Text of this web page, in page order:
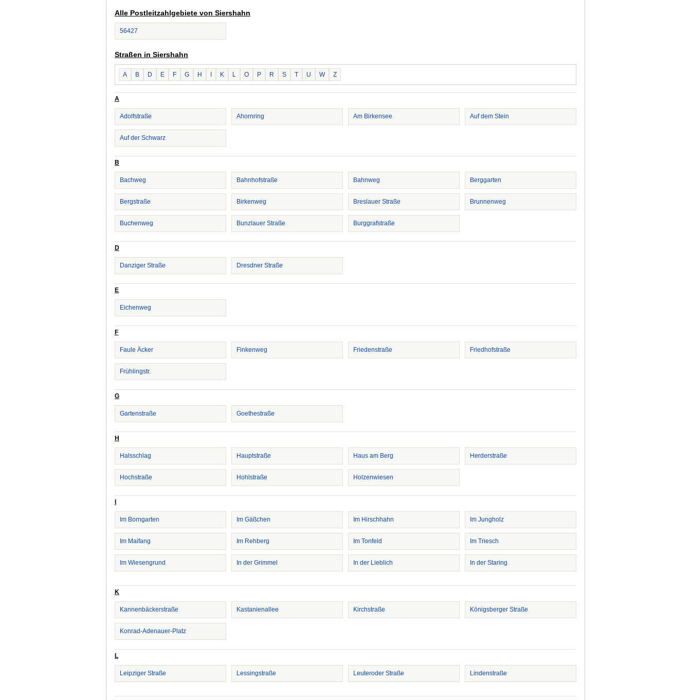
Alle Postleitzahlgebiete von Siershahn
56427
Straßen in Siershahn
A B D E F G H K L O P R S T U W Z
A
Adolfstraße Ahornring Am Birkensee Auf dem Stein
Auf der Schwarz
B
Bachweg Bahnhofstraße Bahnweg Berggarten
Bergstraße Birkenweg Breslauer Straße Brunnenweg
Buchenweg Bunzlauer Straße Burggrafstraße
D
Danziger Straße Dresdner Straße
E
Eichenweg
F
Faule Äcker Finkenweg Friedenstraße Friedhofstraße
Frühlingstr.
G
Gartenstraße Goethestraße
H
Halsschlag Hauptstraße Haus am Berg Herderstraße
Hochstraße Hohlstraße Holzenwiesen
Im Borngarten Im Gäßchen Im Hirschhahn Im Jungholz
Im Maifang Im Rehberg Im Tonfeld Im Triesch
Im Wiesengrund In der Grimmel In der Lieblich In der Staring
K
Kannenbäckerstraße Kastanienallee Kirchstraße Königsberger Straße
Konrad-Adenauer-Platz
L
Leipziger Straße Lessingstraße Leuteroder Straße Lindenstraße